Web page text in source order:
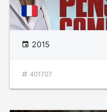
2015
401707